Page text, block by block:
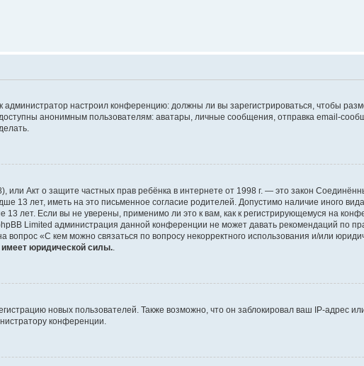
администратор настроил конференцию: должны ли вы зарегистрироваться, чтобы
анонимным пользователям: аватары, личные сообщения, отправка email-
или Акт о защите частных прав ребёнка в интернете от 1998 г. — это закон
13 лет, иметь на это письменное согласие родителей. Допустимо наличие иного
лет. Если вы не уверены, применимо ли это к вам, как к регистрирующемуся на
Limited администрация данной конференции не может давать рекомендаций по
вопрос «С кем можно связаться по вопросу некорректного использования и/или
имеет юридической силы..
новых пользователей. Также возможно, что он заблокировал ваш IP-адрес
конференции.